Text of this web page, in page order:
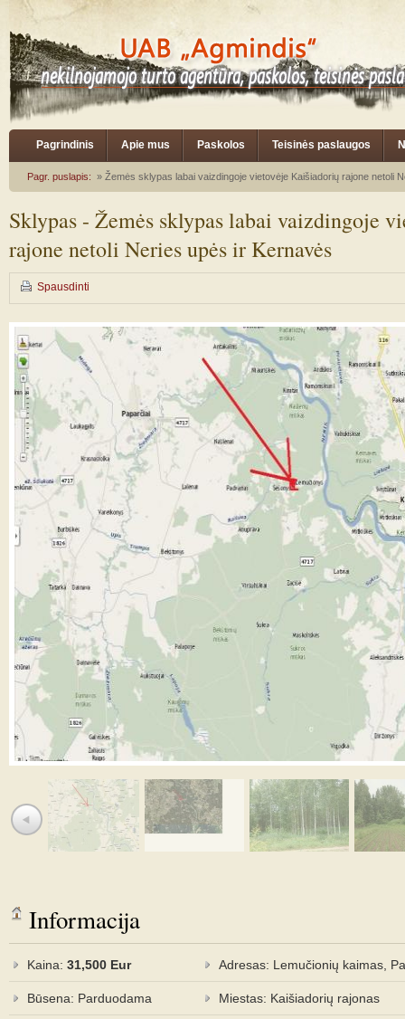
Pagrindinis Apie mus Paskolos Teisinės paslaugos
Pagr. puslapis: » Žemės sklypas labai vaizdingoje vietovėje Kaišiadorių rajone netoli
Sklypas - Žemės sklypas labai vaizdingoje
rajone netoli Neries upės ir Kernavės
Spausdinti
Informacija
Kaina: 31,500 Eur Adresas: Lemučionių kaimas,
Būsena: Parduodama Miestas: Kaišiadorių rajonas